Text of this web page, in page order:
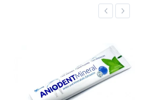
Previous
Next